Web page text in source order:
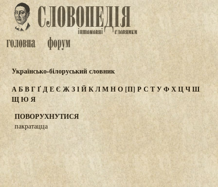
Українсько-білоруський словник
АБВГҐДЕЄ ЖЗІЙКЛМНО[П] Р С ТУФХЦЧШ
ЩЮ Я
ПОВОРУХНУТИСЯ
пакратацца